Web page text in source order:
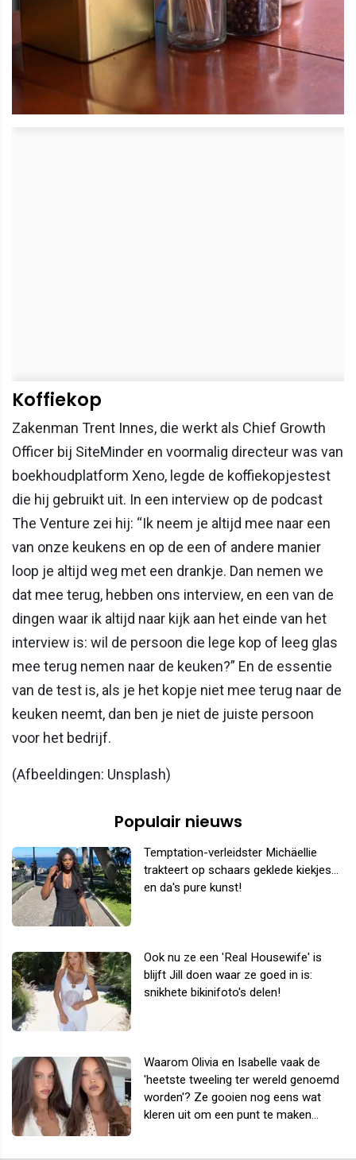
Koffiekop
Zakenman Trent Innes, die werkt als Chief Growth
Officer bij SiteMinder en voormalig directeur was van
boekhoudplatform Xeno, legde de koffiekopjestest
die hij gebruikt uit. In een interview op de podcast
The Venture zei hij: “Ik neem je altijd mee naar een
van onze keukens en op de een of andere manier
loop je altijd weg met een drankje. Dan nemen we
dat mee terug, hebben ons interview, en een van de
dingen waar ik altijd naar kijk aan het einde van het
interview is: wil de persoon die lege kop of leeg glas
mee terug nemen naar de keuken?” En de essentie
van de test is, als je het kopje niet mee terug naar de
keuken neemt, dan ben je niet de juiste persoon
voor het bedrijf.
(Afbeeldingen: Unsplash)
Populair nieuws
Temptation-verleidster Michäellie
trakteert op schaars geklede kiekjes...
en da's pure kunst!
Ook nu ze een 'Real Housewife' is
blijft Jill doen waar ze goed in is:
snikhete bikinifoto's delen!
Waarom Olivia en Isabelle vaak de
'heetste tweeling ter wereld genoemd
worden'? Ze gooien nog eens wat
kleren uit om een punt te maken...